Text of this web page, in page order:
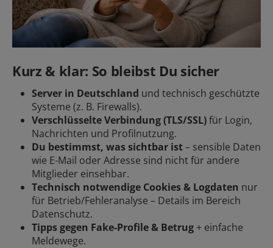
Kurz & klar: So bleibst Du sicher
Server in Deutschland und technisch geschützte
Systeme (z. B. Firewalls).
Verschlüsselte Verbindung (TLS/SSL)für Login,
Nachrichten und Profilnutzung.
Du bestimmst, was sichtbar ist– sensible Daten
wie E-Mail oder Adresse sind nicht für andere
Mitglieder einsehbar.
Technisch notwendige Cookies & Logdaten nur
für Betrieb/Fehleranalyse – Details im Bereich
Datenschutz.
Tipps gegen Fake-Profile & Betrug + einfache
Meldewege.